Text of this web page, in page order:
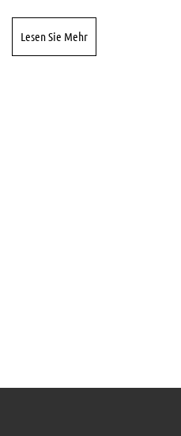
Lesen Sie Mehr